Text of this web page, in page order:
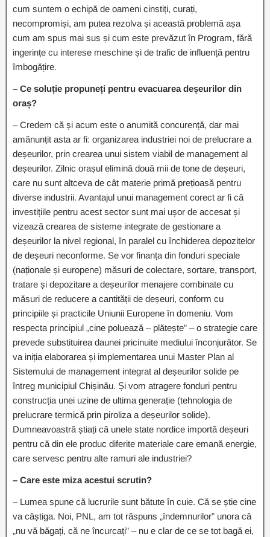
cum suntem o echipă de oameni cinstiți, curați,
necompromiși, am putea rezolva și această problemă așa
cum am spus mai sus și cum este prevăzut în Program, fără
ingerințe cu interese meschine și de trafic de influență pentru
îmbogățire.
– Ce soluție propuneți pentru evacuarea deșeurilor din
oraș?
– Credem că și acum este o anumită concurență, dar mai
amănunțit asta ar fi: organizarea industriei noi de prelucrare a
deșeurilor, prin crearea unui sistem viabil de management al
deșeurilor. Zilnic orașul elimină două mii de tone de deșeuri,
care nu sunt altceva de cât materie primă prețioasă pentru
diverse industrii. Avantajul unui management corect ar fi că
investițiile pentru acest sector sunt mai ușor de accesat și
vizează crearea de sisteme integrate de gestionare a
deșeurilor la nivel regional, în paralel cu închiderea depozitelor
de deșeuri neconforme. Se vor finanța din fonduri speciale
(naționale și europene) măsuri de colectare, sortare, transport,
tratare și depozitare a deșeurilor menajere combinate cu
măsuri de reducere a cantității de deșeuri, conform cu
principiile și practicile Uniunii Europene în domeniu. Vom
respecta principiul „cine poluează – plătește” – o strategie care
prevede substituirea daunei pricinuite mediului înconjurător. Se
va iniția elaborarea și implementarea unui Master Plan al
Sistemului de management integrat al deșeurilor solide pe
întreg municipiul Chișinău. Și vom atragere fonduri pentru
construcția unei uzine de ultima generație (tehnologia de
prelucrare termică prin piroliza a deșeurilor solide).
Dumneavoastră știați că unele state nordice importă deșeuri
pentru că din ele produc diferite materiale care emană energie,
care servesc pentru alte ramuri ale industriei?
– Care este miza acestui scrutin?
– Lumea spune că lucrurile sunt bătute în cuie. Că se știe cine
va câștiga. Noi, PNL, am tot răspuns „îndemnurilor” unora că
„nu vă băgați, că ne încurcați” – nu e clar de ce se tot bagă ei,